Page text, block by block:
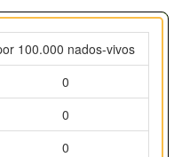
100.000 nados-vivos
0
0
0